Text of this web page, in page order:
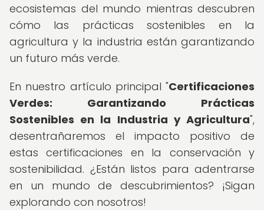
ecosistemas del mundo mientras descubren
cómo las prácticas sostenibles en la
agricultura y la industria están garantizando
un futuro más verde.
En nuestro artículo principal "Certificaciones
Verdes: Garantizando Prácticas
Sostenibles en la Industria y Agricultura",
desentrañaremos el impacto positivo de
estas certificaciones en la conservación y
sostenibilidad. ¿Están listos para adentrarse
en un mundo de descubrimientos? ¡Sigan
explorando con nosotros!